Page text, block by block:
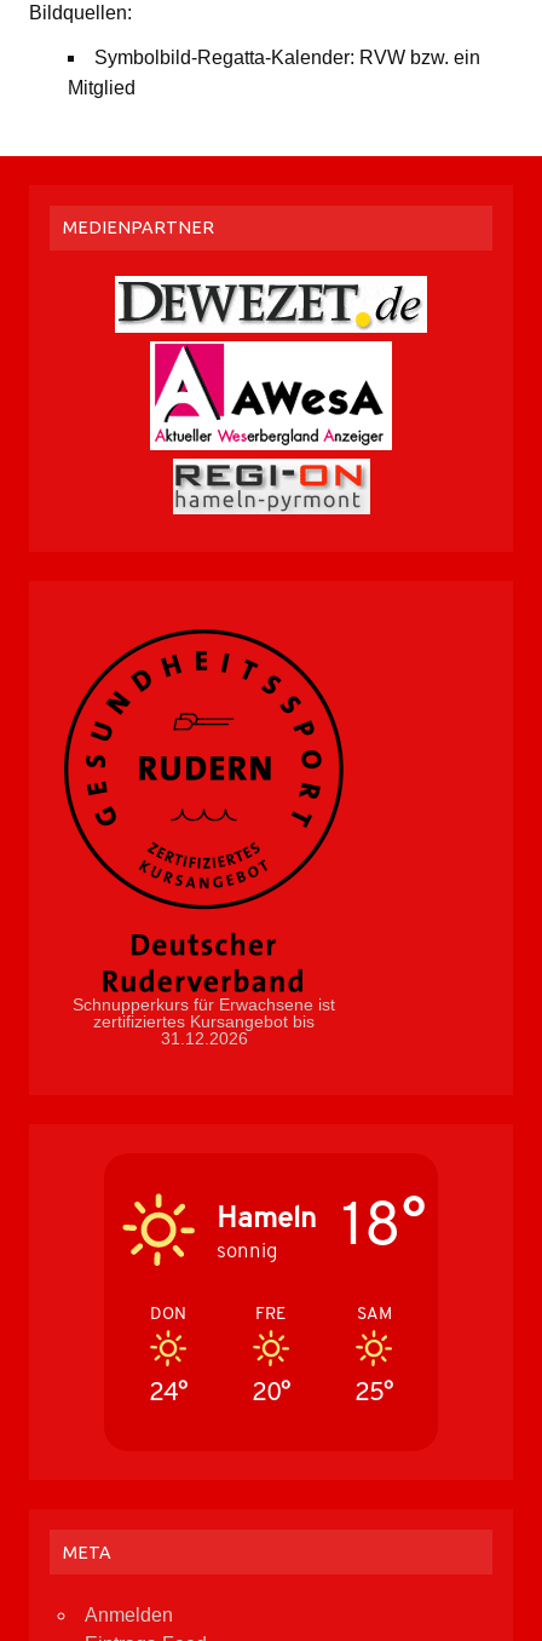
Bildquellen:
Symbolbild-Regatta-Kalender: RVW bzw. ein
Mitglied
MEDIENPARTNER
Schnupperkurs für Erwachsene ist
zertifiziertes Kursangebot bis
31.12.2026
Hameln
sonnig 18°
DON
24°
FRE
20°
SAM
25°
META
Anmelden